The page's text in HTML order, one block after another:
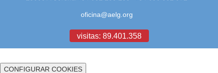
oficina@aelg.org
visitas: 89.401.358
CONFIGURAR COOKIES